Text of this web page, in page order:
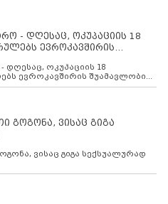
- დღესაც, ოკუპაციის 18
ევროკავშირის
დღესაც, ოკუპაციის 18
ევროკავშირის შუამავლობით
ცეცხლის შეწყვეტის
აგრძელებს მათი
დგამს ნაბიჯებს მათი
გოგონა, ვისაც გიგა
ვისაც გიგა სექსუალურად